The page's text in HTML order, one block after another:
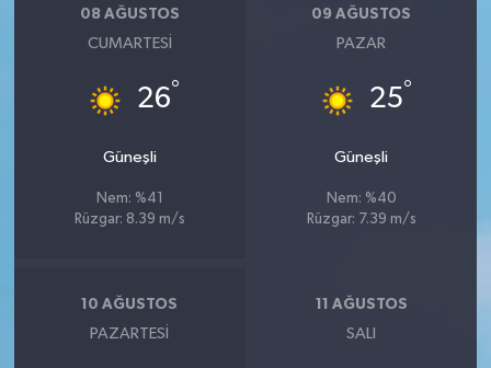
08 AĞUSTOS
CUMARTESI
26°
Güneşli
Nem: %41
Rüzgar: 8.39 m/s
09 AĞUSTOS
PAZAR
25°
Güneşli
Nem: %40
Rüzgar: 7.39 m/s
10 AĞUSTOS
PAZARTESI
11 AĞUSTOS
SALI